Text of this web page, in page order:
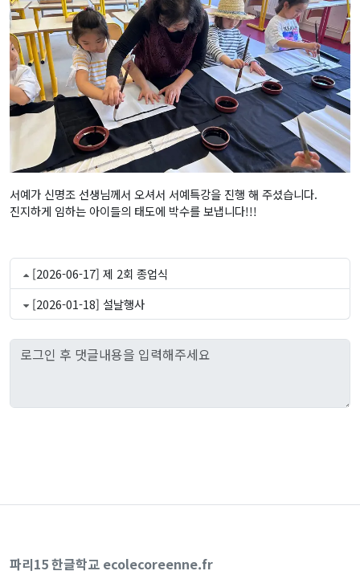
서예가 신명조 선생님께서 오셔서 서예특강을 진행 해 주셨습니다.
진지하게 임하는 아이들의 태도에 박수를 보냅니다!!!
[2026-06-17] 제 2회 종업식
[2026-01-18] 설날행사
파리15 한글학교 ecolecoreenne.fr